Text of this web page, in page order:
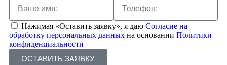
Нажимая «Оставить заявку», я даю Согласие на
обработку персональных данных на основании Политики
конфиденциальности
ОСТАВИТЬ ЗАЯВКУ